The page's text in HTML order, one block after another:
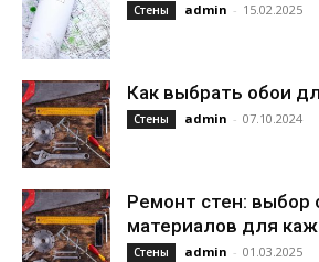
Стены admin - 15.02.2025
Как выбрать обои
Стены admin - 07.10.2024
Ремонт стен: выбор
материалов для
Стены admin - 01.03.2025